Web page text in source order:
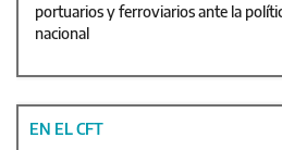
portuarios y ferroviarios ante la
nacional
EN EL CFT